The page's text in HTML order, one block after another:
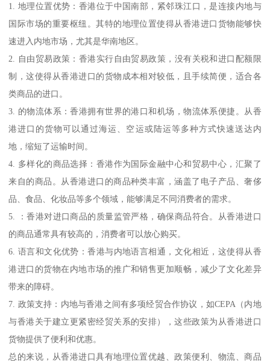
1. 地理位置优势：香港位于中国南部，紧邻珠江口，是连接内地与
国际市场的重要枢纽。其特的地理位置使得从香港进口货物能够快
速进入内地市场，尤其是华南地区。
2. 自由贸易政策：香港实行自由贸易政策，没有关税和进口配额限
制，这使得从香港进口的货物成本相对较低，且手续简便，适合各
类商品的进口。
3. 的物流体系：香港拥有世界的港口和机场，物流体系便捷。从香
港进口的货物可以通过海运、空运或陆运等多种方式快速送达内
地，缩短了运输时间。
4. 多样化的商品选择：香港作为国际金融中心和贸易中心，汇聚了
来自的商品。从香港进口的商品种类丰富，涵盖了电子产品、奢侈
品、食品、化妆品等多个领域，能够满足不同消费者的需求。
5. ：香港对进口商品的质量监管严格，确保商品符合。从香港进口
的商品通常具有较高的，消费者可以放心购买。
6. 语言和文化优势：香港与内地语言相通，文化相近，这使得从香
港进口的货物在内地市场的推广和销售更加顺畅，减少了文化差异
带来的障碍。
7. 政策支持：内地与香港之间有多项经贸合作协议，如CEPA（内地
与香港关于建立更紧密经贸关系的安排），这些政策为从香港进口
货物提供了便利和优惠。
总的来说，从香港进口具有地理位置优越、政策便利、物流、商品